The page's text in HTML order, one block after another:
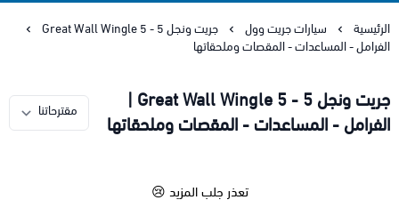
الرئيسية سيارات جريت وول
جريت ونجل 5 - Great Wall Wingle 5
الفرامل - المساعدات - المقصات وملحقاتها
جريت ونجل 5 - Great Wall Wingle 5 |
الفرامل - المساعدات - المقصات وملحقاتها
تعذر جلب المزيد 😢